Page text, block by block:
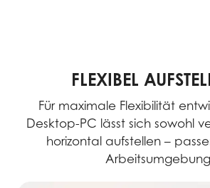
FLEXIBEL
Für maximale Flexibilität
Desktop-PC lässt sich sowohl
horizontal aufstellen –